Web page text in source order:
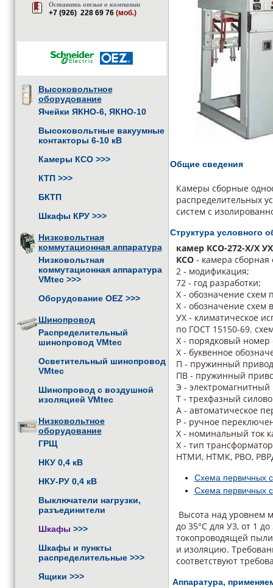
Оставить отзыв о компании
+7 (926) 228 69 76 (моб.)
Высоковольтное
оборудование
Ячейки ЯКНО-6, ЯКНО-10
Высоковольтные вакуумные
контакторы 6-10 кВ
Камеры КСО >>>
КТП >>>
БКТП
Шкафы КРУ >>>
Низковольтная
коммутационная аппаратура
Низковольтная
коммутационная аппаратура
VMtec >>>
Оборудование OEZ >>>
Шинопровод
Распределительный
шинопровод VMtec
Осветительный шинопровод
VMtec
Шинопровод с воздушной
изоляцией VMtec
Низковольтное
оборудование
ГРЩ
НКУ 0,4 кВ
НКУ-РУ 0,4 кВ
Выключатели нагрузки,
разъединители
Шкафы >>>
Шкафы и пункты
распределительные >>>
Ящики >>>
Общие сведения
Камеры сборные
распределительных
систем с
Структура условного
камер КСО-272-Х/Х
КСО- камера сборная
2 - модификация;
72 - год разработки;
Х - обозначение схем
Х - обозначение схем
УХ - климатическое
по ГОСТ 15150-69.
Х - порядковый
Х - буквенное
П - пружинный
ПВ - пружинный
Э -
Т - трехфазный
А - автоматическое
Р - ручное
Х - номинальный ток
Х - тип
НТМИ, НТМК, РВО,
Схема первичных
Схема первичных
Высота над уровнем
до 35°С для У3, от 1
токопроводящей
и изоляцию.
соответствуют
Аппаратура,